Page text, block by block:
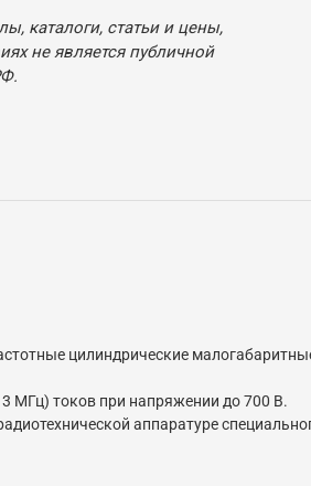
каталоги, статьи и цены,
не является публичной
цилиндрические
МГц) токов при напряжении до 700 В.
аппаратуре